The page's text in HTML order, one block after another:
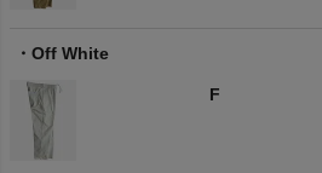
Off White
F